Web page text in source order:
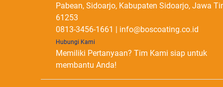
Pabean, Sidoarjo, Kabupaten Sidoarjo, Jawa
61253
0813-3456-1661 | info@boscoating.co.id
Hubungi Kami
Memiliki Pertanyaan? Tim Kami siap untuk
membantu Anda!